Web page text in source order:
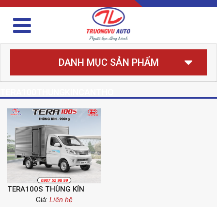
DANH MỤC SẢN PHẨM
TERA100S THÙNG KÍN
Giá: Liên hệ